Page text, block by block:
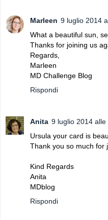
Marleen 9 luglio 2014
What a beautiful sun,
Thanks for joining us
Regards,
Marleen
MD Challenge Blog
Rispondi
Anita 9 luglio 2014 alle
Ursula your card is
Thank you so much for
Kind Regards
Anita
MDblog
Rispondi